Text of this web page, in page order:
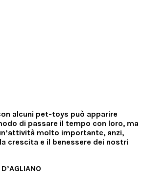
alcuni pet-toys può apparire
di passare il tempo con loro, ma
molto importante, anzi,
crescita e il benessere dei nostri